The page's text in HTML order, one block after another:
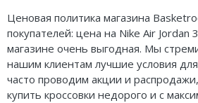
Ценовая политика магазина
покупателей: цена на Nike Air
магазине очень выгодная. Мы
нашим клиентам лучшие условия
часто проводим акции и
купить кроссовки недорого и с